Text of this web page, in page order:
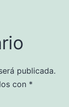
publicada.
con *